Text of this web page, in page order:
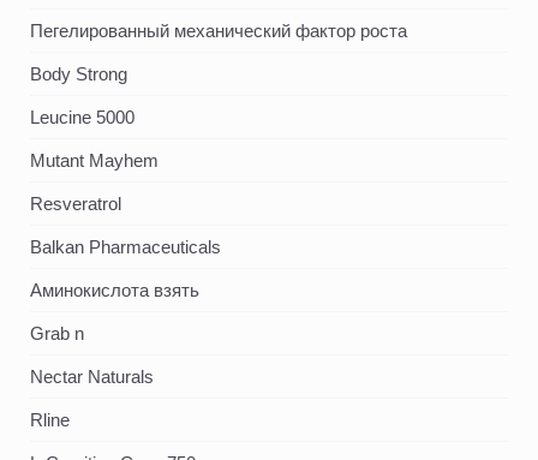
Пегелированный механический фактор роста
Body Strong
Leucine 5000
Mutant Mayhem
Resveratrol
Balkan Pharmaceuticals
Аминокислота взять
Grab n
Nectar Naturals
Rline